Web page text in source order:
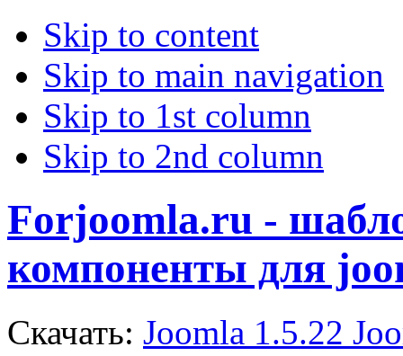
Skip to content
Skip to main navigation
Skip to 1st column
Skip to 2nd column
Forjoomla.ru -
компоненты для
Скачать: Joomla 1.5.22